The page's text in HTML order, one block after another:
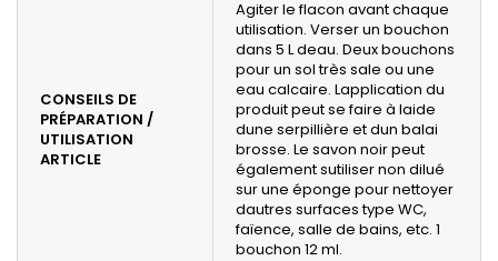
CONSEILS DE
PRÉPARATION /
UTILISATION
ARTICLE
Agiter le flacon avant chaque
utilisation. Verser un bouchon
dans 5 L deau. Deux bouchons
pour un sol très sale ou une
eau calcaire. Lapplication du
produit peut se faire à laide
dune serpillière et dun balai
brosse. Le savon noir peut
également sutiliser non dilué
sur une éponge pour nettoyer
dautres surfaces type WC,
faïence, salle de bains, etc. 1
bouchon 12 ml.